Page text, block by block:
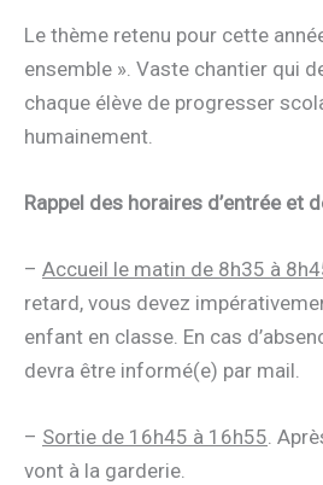
Le thème retenu pour cette
ensemble ». Vaste chantier qui
chaque élève de progresser
humainement.
Rappel des horaires d’entrée et
– Accueil le matin de 8h35 à
retard, vous devez
enfant en classe. En cas
devra être informé(e) par mail.
– Sortie de 16h45 à 16h55.
vont à la garderie.